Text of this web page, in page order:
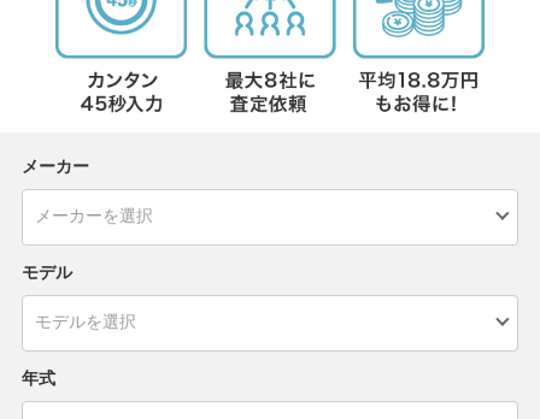
メーカー
モデル
年式